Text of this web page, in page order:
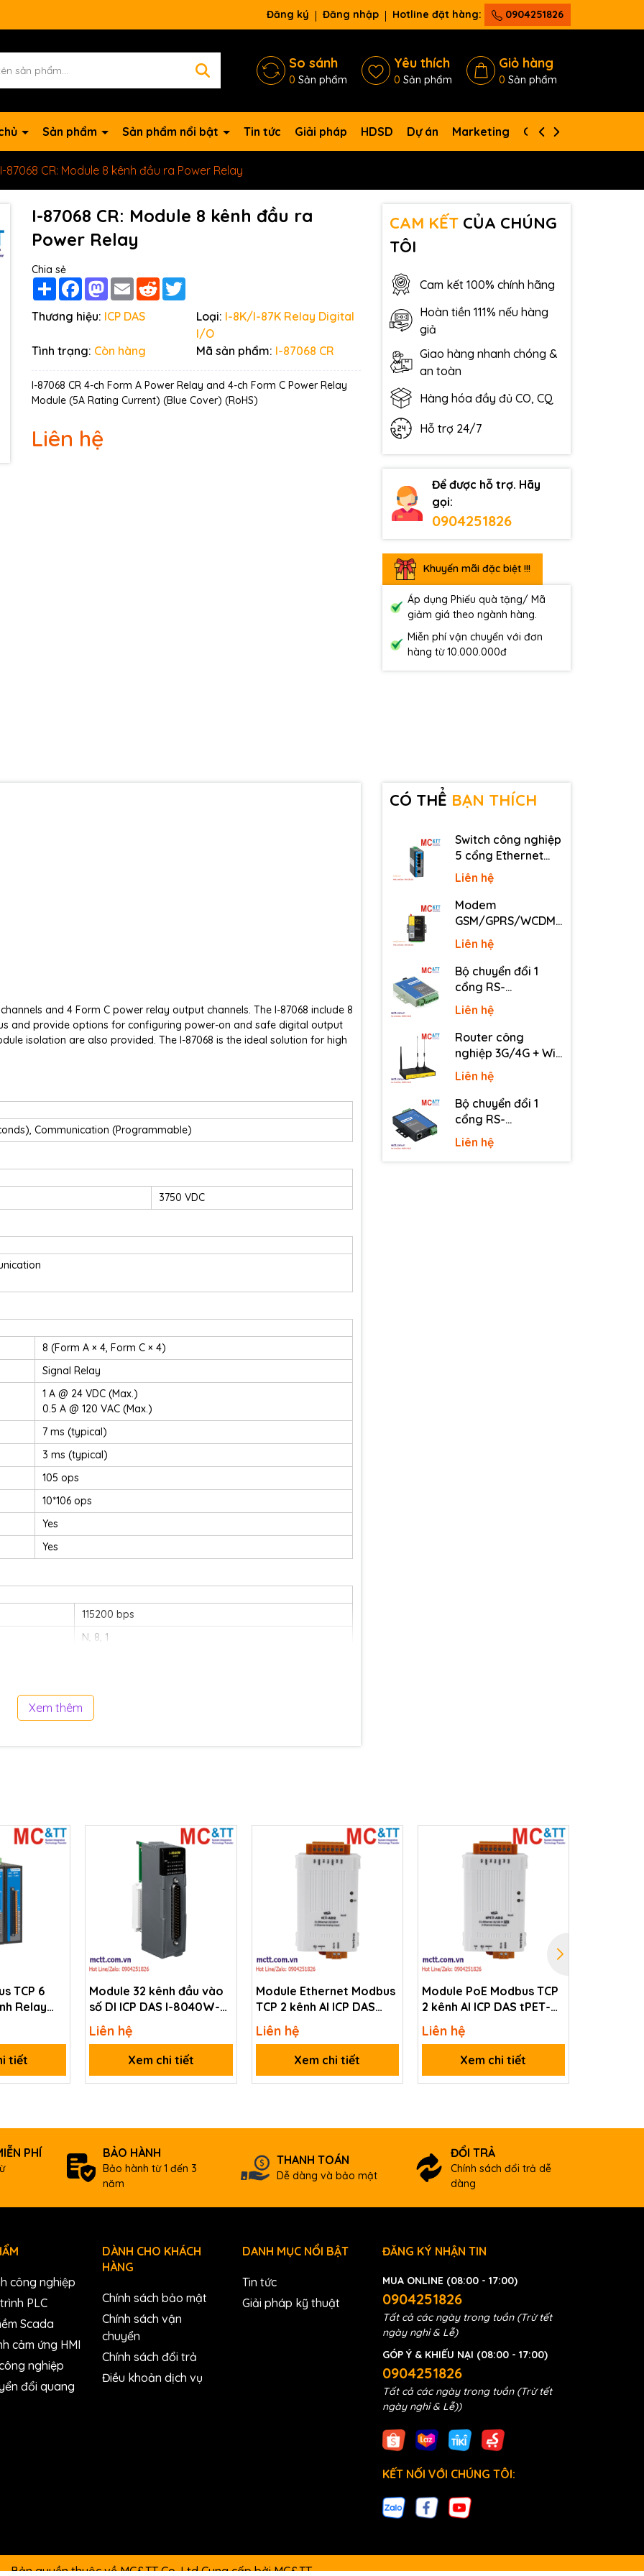
Đăng ký Đăng nhập Hotline đặt hàng: 0904251826
So sánh
0 Sản phẩm
Yêu thích
0 Sản phẩm
Giỏ hàng
0 Sản phẩm
Sản phẩm Sản phẩm nổi bật Tin tức Giải pháp HDSD Dự án Marketing Giới thiệu
I-87068 CR: Module 8 kênh đầu ra Power Relay
I-87068 CR: Module 8 kênh đầu ra
Power Relay
Chia sẻ
Share FacebookMastodon
Email Reddit
Thương hiệu: ICP DAS Loại: I-8K/I-87K Relay Digital
I/O
Tình trạng: Còn hàng Mã sản phẩm: I-87068 CR
I-87068 CR 4-ch Form A Power Relay and 4-ch Form C Power Relay
Module (5A Rating Current) (Blue Cover) (RoHS)
Liên hệ
CAM KẾTCỦA CHÚNG
TÔI
Cam kết 100% chính hãng
Hoàn tiền 111% nếu hàng
giả
Giao hàng nhanh chóng &
an toàn
Hàng hóa đầy đủ CO, CQ
Hỗ trợ 24/7
Để được hỗ trợ. Hãy
gọi:
0904251826
Khuyến mãi đặc biệt !!!
Áp dụng Phiếu quà tặng/ Mã
giảm giá theo ngành hàng.
Miễn phí vận chuyển với đơn
hàng từ 10.000.000đ
Mã giảm giá:
and 4 Form C power relay output channels. The I-87068 include 8
and provide options for configuring power-on and safe digital output
isolation are also provided. The I-87068 is the ideal solution for high
Communication (Programmable)
3750 VDC
8 (Form A × 4, Form C × 4)
Signal Relay
1 A @ 24 VDC (Max.)
0.5 A @ 120 VAC (Max.)
7 ms (typical)
3 ms (typical)
105 ops
10*106 ops
Yes
Yes
115200 bps
N, 8, 1
5 ~ 95% RH, Non-condensing
Form C Power Relay Module (5A Rating Current) (Blue Cover) (RoHS)
Xem thêm
CÓ THỂ BẠN THÍCH
Switch công nghiệp
5 cổng Ethernet
3Onedata IES2105-
5T-P48
Liên hệ
Modem
GSM/GPRS/WCDMA
(3G)/LTE (4G) IP
Four-Faith F2816 V4
Liên hệ
Bộ chuyển đổi 1
cổng RS-
232/485/422 sang
quang 3onedata
MODEL277-S-SC-
20KM (Dual fiber,
20KM)
Liên hệ
Router công
nghiệp 3G/4G + Wi-
Fi + APN/VPN Four-
Faith F3436
Liên hệ
Bộ chuyển đổi 1
cổng RS-
232/485/422 sang
Ethernet 3onedata
NP301
Liên hệ
TCP 6
Relay
2T-
TB-P(12-
tiết
Module 32 kênh đầu vào
số DI ICP DAS I-8040W-
A1-G CR
Liên hệ
Xem chi tiết
Module Ethernet Modbus
TCP 2 kênh AI ICP DAS
tET-AD2 CR
Liên hệ
Xem chi tiết
Module PoE Modbus TCP
2 kênh AI ICP DAS tPET-
AD2 CR
Liên hệ
Xem chi tiết
PHÍ BẢO HÀNH
Bảo hành từ 1 đến 3
năm
THANH TOÁN
Dễ dàng và bảo mật
ĐỔI TRẢ
Chính sách đổi trả dễ
dàng
công nghiệp
PLC
Scada
cảm ứng HMI
nghiệp
đổi quang
DÀNH CHO KHÁCH
HÀNG
Chính sách bảo mật
Chính sách vận
chuyển
Chính sách đổi trả
Điều khoản dịch vụ
DANH MỤC NỔI BẬT
Tin tức
Giải pháp kỹ thuật
ĐĂNG KÝ NHẬN TIN
MUA ONLINE (08:00 - 17:00)
0904251826
Tất cả các ngày trong tuần (Trừ tết
ngày nghỉ & Lễ)
GÓP Ý & KHIẾU NẠI (08:00 - 17:00)
0904251826
Tất cả các ngày trong tuần (Trừ tết
ngày nghỉ & Lễ))
KẾT NỐI VỚI CHÚNG TÔI:
Bản quyền thuộc về MC&TT Co.,Ltd Cung cấp bởiMC&TT